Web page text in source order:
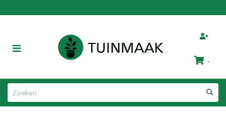
(Gartenzaun)
(Gartenartikel)
Navigation
-
Einkaufswagen
Vertikaler laminierter Blumenkasten Danee - Schwarz (25x25x40)